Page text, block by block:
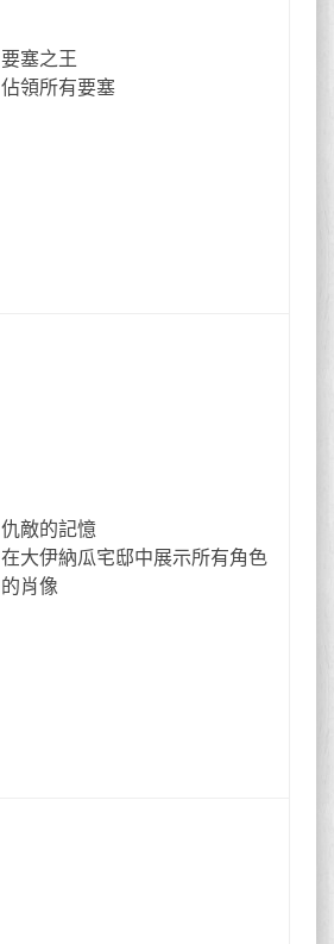
要塞之王
佔領所有要塞
仇敵的記憶
在大伊納瓜宅邸中展示所有角色
的肖像